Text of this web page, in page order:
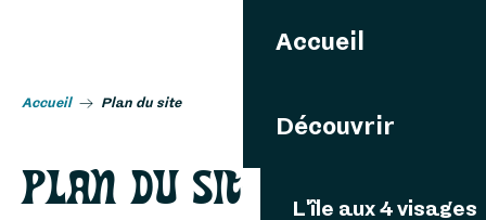
Accueil
Découvrir
L'île aux 4 visages
Accueil Plan du site
PLAN DU SITE